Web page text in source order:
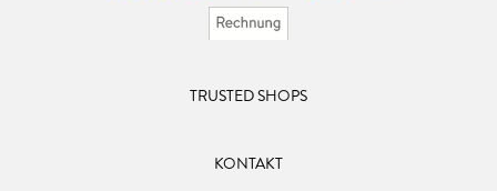
TRUSTED SHOPS
KONTAKT